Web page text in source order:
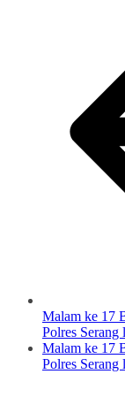
Malam ke 17
Polres
Malam ke 17
Polres